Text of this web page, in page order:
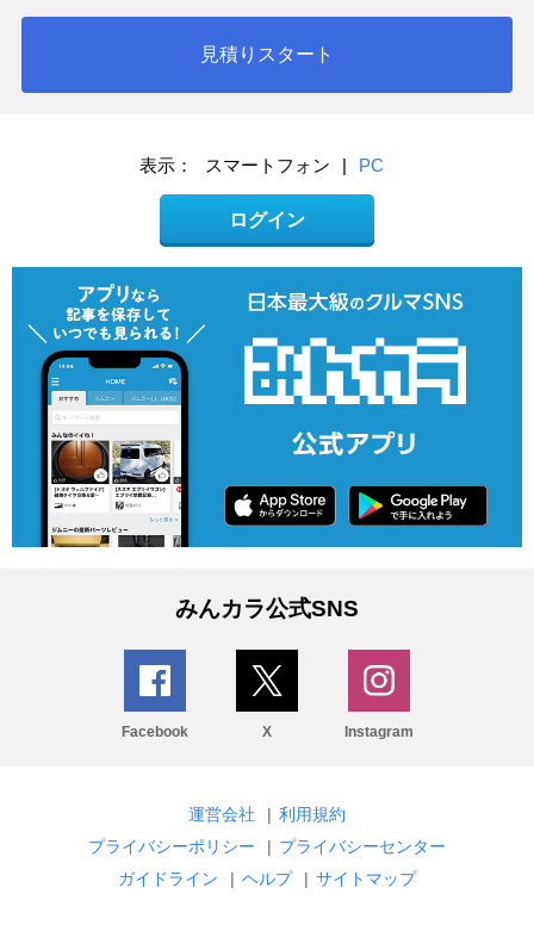
見積りスタート
表示： スマートフォン | PC
ログイン
みんカラ公式SNS
Facebook X Instagram
運営会社 | 利用規約
プライバシーポリシー
| プライバシーセンター
ガイドライン
| ヘルプ | サイトマップ